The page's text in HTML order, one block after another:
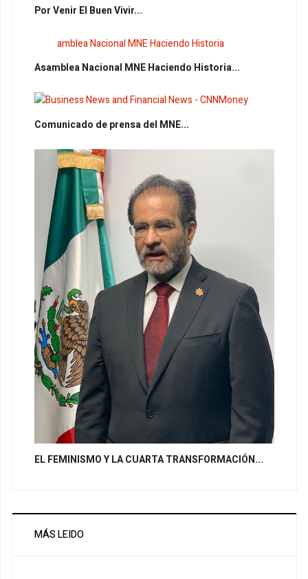
Por Venir El Buen Vivir...
Asamblea Nacional MNE Haciendo Historia...
Comunicado de prensa del MNE...
EL FEMINISMO Y LA CUARTA TRANSFORMACIÓN...
MÁS LEIDO